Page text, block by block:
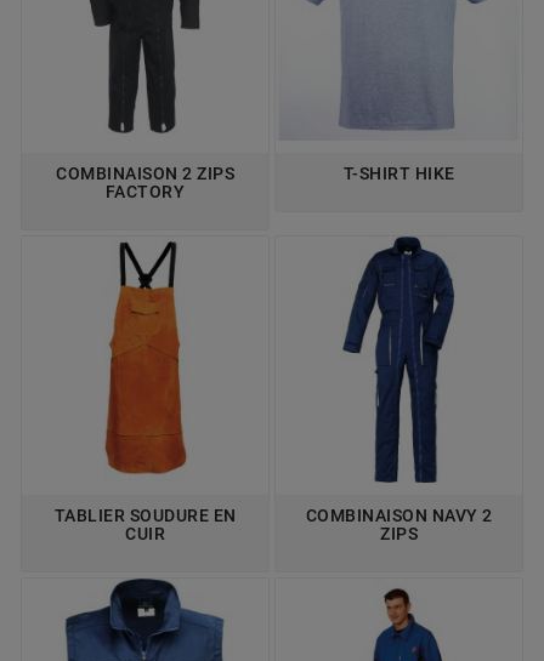
COMBINAISON 2 ZIPS
FACTORY
T-SHIRT HIKE
TABLIER SOUDURE EN
CUIR
COMBINAISON NAVY 2
ZIPS